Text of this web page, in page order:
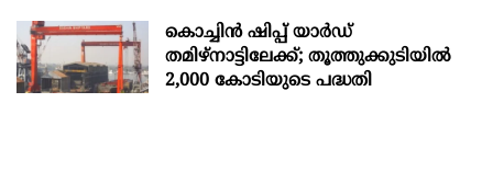
കൊച്ചിന്‍ ഷിപ്പ് യാർഡ്
തമിഴ്നാട്ടിലേക്ക്; തൂത്തുക്കുടിയിൽ
2,000 കോടിയുടെ പദ്ധതി